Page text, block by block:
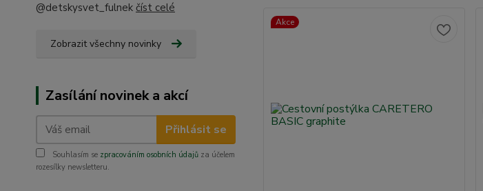
@detskysvet_fulnek číst celé
Zobrazit všechny novinky
Zasílání novinek a akcí
Přihlásit se
Souhlasím se zpracováním osobních údajů za účelem
rozesílky newsletteru.
Akce